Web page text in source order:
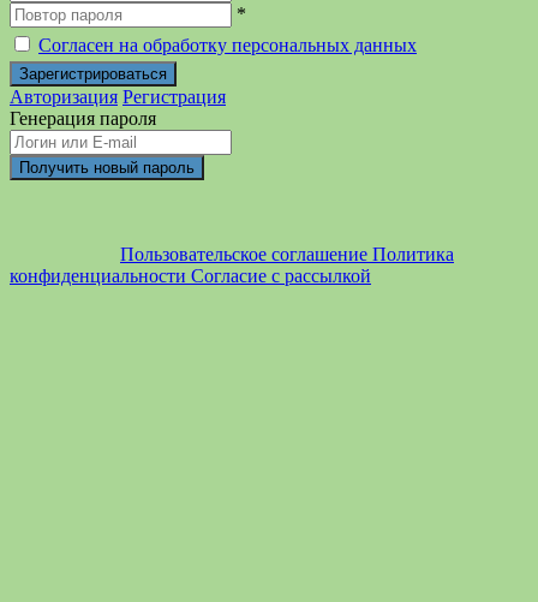
*
Согласен на обработку персональных данных
Авторизация Регистрация
Генерация пароля
Пользовательское соглашение Политика
конфиденциальности Согласие с рассылкой